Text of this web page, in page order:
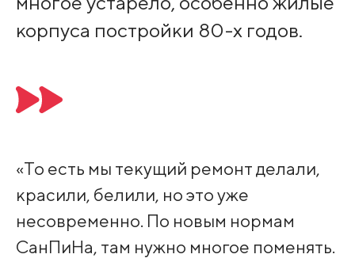
корпуса постройки 80-х годов.
«То есть мы текущий ремонт делали,
красили, белили, но это уже
несовременно. По новым нормам
СанПиНа, там нужно многое поменять.